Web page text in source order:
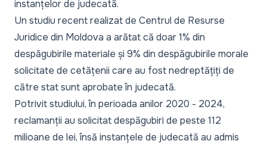
instanțelor de judecată.
Un studiu recent realizat de Centrul de Resurse
Juridice din Moldova a arătat că doar 1% din
despăgubirile materiale și 9% din despăgubirile morale
solicitate de cetățenii care au fost nedreptățiți de
către stat sunt aprobate în judecată.
Potrivit studiului, în perioada anilor 2020 - 2024,
reclamanții au solicitat despăgubiri de peste 112
milioane de lei, însă instanțele de judecată au admis